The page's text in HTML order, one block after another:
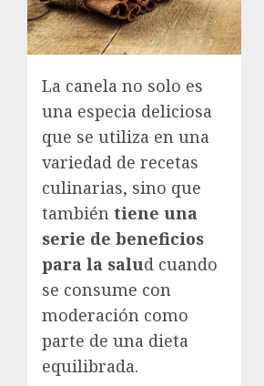
La canela no solo es
una especia deliciosa
que se utiliza en una
variedad de recetas
culinarias, sino que
también tiene una
serie de beneficios
para la salud cuando
se consume con
moderación como
parte de una dieta
equilibrada.